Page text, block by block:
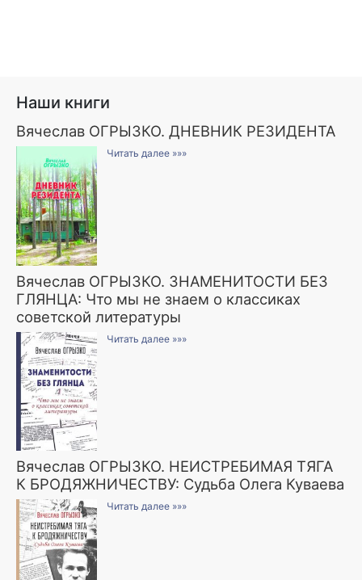
Наши книги
Вячеслав ОГРЫЗКО. ДНЕВНИК РЕЗИДЕНТА
Читать далее »»»
Вячеслав ОГРЫЗКО. ЗНАМЕНИТОСТИ БЕЗ
ГЛЯНЦА: Что мы не знаем о классиках
советской литературы
Читать далее »»»
Вячеслав ОГРЫЗКО. НЕИСТРЕБИМАЯ ТЯГА
К БРОДЯЖНИЧЕСТВУ: Судьба Олега Куваева
Читать далее »»»